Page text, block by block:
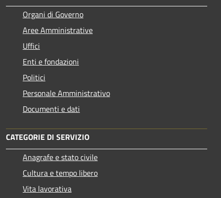
Organi di Governo
Aree Amministrative
Uffici
Enti e fondazioni
Politici
Personale Amministrativo
Documenti e dati
CATEGORIE DI SERVIZIO
Anagrafe e stato civile
Cultura e tempo libero
Vita lavorativa